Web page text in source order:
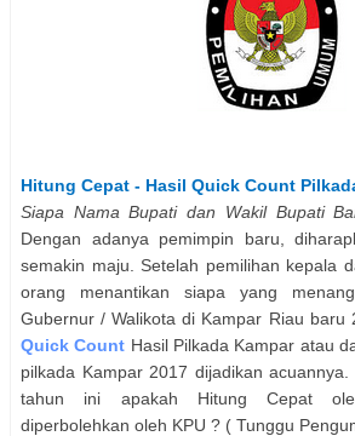
Hitung Cepat - Hasil Quick Count
Siapa NamaBupati dan Wakil Bupati
Dengan adanya pemimpin baru,
semakin maju. Setelah pemilihan kepala
orang menantikan siapa yang
Gubernur / Walikota di Kampar Riau baru
Quick Count Hasil Pilkada Kampar atau
pilkada Kampar2017 dijadikan acuannya.
tahun ini apakah Hitung Cepat
diperbolehkan oleh KPU ? ( Tunggu